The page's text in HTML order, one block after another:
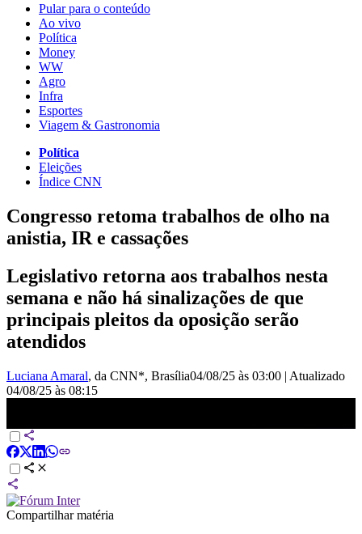
Pular para o conteúdo
Ao vivo
Política
Money
WW
Agro
Infra
Esportes
Viagem & Gastronomia
Política
Eleições
Índice CNN
Congresso retoma trabalhos de olho na
anistia, IR e cassações
Legislativo retorna aos trabalhos nesta
semana e não há sinalizações de que
principais pleitos da oposição serão
atendidos
Luciana Amaral, da CNN*, Brasília04/08/25 às 03:00 | Atualizado
04/08/25 às 08:15
Compartilhar matéria